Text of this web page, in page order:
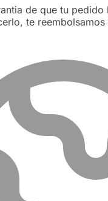
de que tu pedido
te reembolsamos